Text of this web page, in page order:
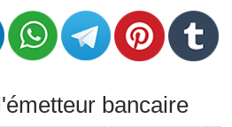
bancaire